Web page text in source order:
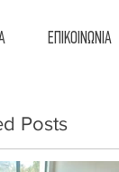
ΕΠΙΚΟΙΝΩΝΙΑ
Posts